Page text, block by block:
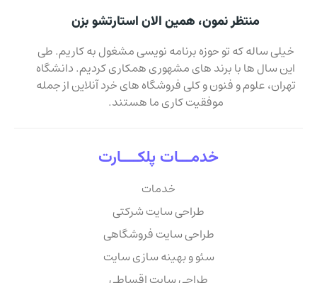
منتظر نمون، همین الان استارتشو بزن
خیلی ساله که تو حوزه برنامه نویسی مشغول به کاریم. طی
این سال ها با برند های مشهوری همکاری کردیم. دانشگاه
تهران، علوم و فنون و کلی فروشگاه های خرد آنلاین از جمله
موفقیت کاری ما هستند.
خدمـــات پلکــــارت
خدمات
طراحی سایت شرکتی
طراحی سایت فروشگاهی
سئو و بهینه سازی سایت